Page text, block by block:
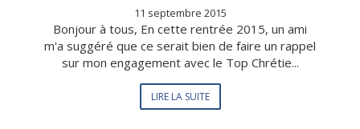
11 septembre 2015
Bonjour à tous, En cette rentrée 2015, un ami
m'a suggéré que ce serait bien de faire un rappel
sur mon engagement avec le Top Chrétie...
LIRE LA SUITE